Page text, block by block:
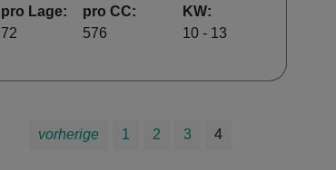
pro Lage:
72
pro CC:
576
KW:
10 - 13
vorherige 1 2 3 4